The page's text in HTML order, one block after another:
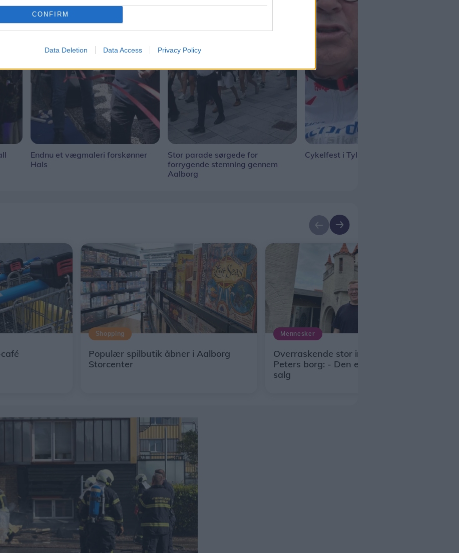
CONFIRM
Data Deletion Data Access Privacy Policy
Endnu et vægmaleri forskønner
Hals
Stor parade sørgede for
forrygende stemning gennem
Aalborg
Cykelfest i Tylstrup
Shopping
Populær spilbutik åbner i Aalborg
Storcenter
Mennesker
Overraskende stor interesse for
Peters borg: - Den er ikke længere til
salg